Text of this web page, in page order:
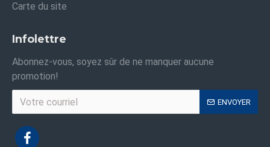
Carte du site
Infolettre
Abonnez-vous, soyez sûr de ne manquer aucune
promotion!
ENVOYER